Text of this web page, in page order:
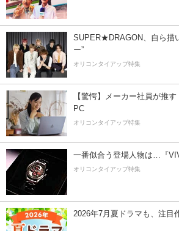
SUPER★DRAGON、自ら描
ー”
オリコンタイアップ特集
【驚愕】メーカー社員が推
PC
オリコンタイアップ特集
一番似合う登場人物は…『
オリコンタイアップ特集
2026年7月夏ドラマも、注目